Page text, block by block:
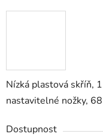
Nízká plastová skříň,
nastavitelné nožky,
Dostupnost